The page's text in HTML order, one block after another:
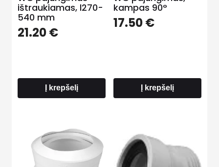
ištraukiamas, l270-
540 mm
21.20€
Į krepšelį
kampas 90°
17.50€
Į krepšelį